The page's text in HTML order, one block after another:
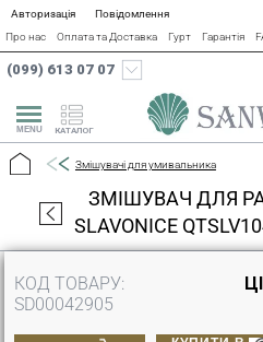
Авторизація
Повідомлення
Про нас
Оплата та Доставка Гурт Гарантія
(099) 613 07 07
КАТАЛОГ
Змішувачі для умивальника
ЗМІШУВАЧ ДЛЯ
SLAVONICE
КОД ТОВАРУ:
SD00042905